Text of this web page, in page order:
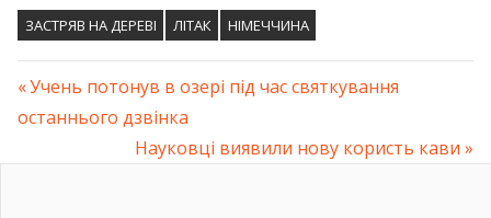
ЗАСТРЯВ НА ДЕРЕВІ ЛІТАК НІМЕЧЧИНА
Навігація
записів
Previous
Post:
Учень потонув в озері під час святкування
останнього дзвінка
Next
Науковці виявили нову користь кави